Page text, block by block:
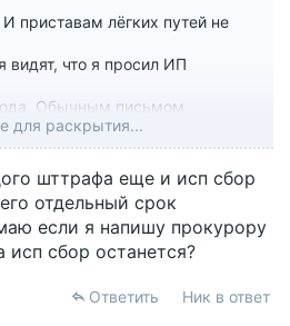
приставам лёгких путей не
видят, что я просил ИП
Обычным письмом
для раскрытия...
шттрафа еще и исп сбор
отдельный срок
если я напишу прокурору
сбор останется?
Ответить Ник в ответ